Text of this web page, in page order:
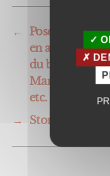
←
Pose de
en aluminium
du bois,
Marcoussis,
etc.
→
Stores